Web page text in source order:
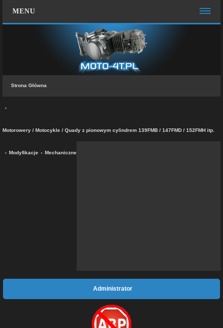
MENU
Zespół administracyjny
FAQ
Strona Główna
Motorowery / Motocykle / Quady z pionowym cylindrem 139FMB / 147FMD / 152FMH itp.
Modyfikacje Mechaniczne
Administrator